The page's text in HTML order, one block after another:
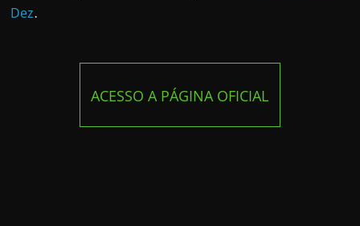
Dez.
ACESSO A PÁGINA OFICIAL